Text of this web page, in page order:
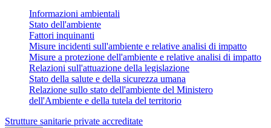
Informazioni ambientali
Stato dell'ambiente
Fattori inquinanti
Misure incidenti sull'ambiente e relative analisi di impatto
Misure a protezione dell'ambiente e relative analisi di impatto
Relazioni sull'attuazione della legislazione
Stato della salute e della sicurezza umana
Relazione sullo stato dell'ambiente del Ministero
dell'Ambiente e della tutela del territorio
Strutture sanitarie private accreditate